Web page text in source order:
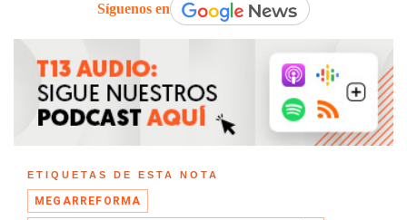
Síguenos en
ETIQUETAS DE ESTA NOTA
MEGARREFORMA